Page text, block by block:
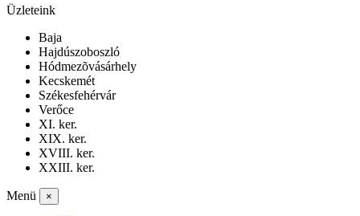
Üzleteink
Baja
Hajdúszoboszló
Hódmezõvásárhely
Kecskemét
Székesfehérvár
Verőce
XI. ker.
XIX. ker.
XVIII. ker.
XXIII. ker.
Menü ×